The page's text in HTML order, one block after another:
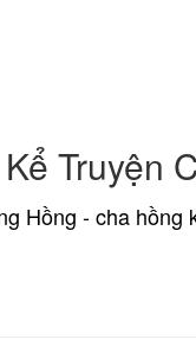
Truyện
Hồng - cha hồng